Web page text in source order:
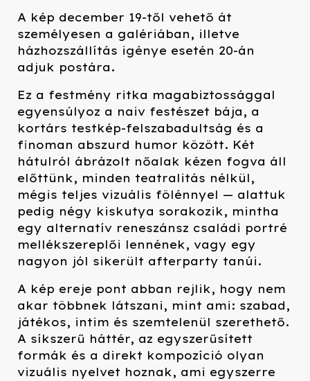
A kép december 19-től vehető át
személyesen a galériában, illetve
házhozszállítás igénye esetén 20-án
adjuk postára.
Ez a festmény ritka magabiztossággal
egyensúlyoz a naiv festészet bája, a
kortárs testkép-felszabadultság és a
finoman abszurd humor között. Két
hátulról ábrázolt nőalak kézen fogva áll
előttünk, minden teatralitás nélkül,
mégis teljes vizuális fölénnyel — alattuk
pedig négy kiskutya sorakozik, mintha
egy alternatív reneszánsz családi portré
mellékszereplői lennének, vagy egy
nagyon jól sikerült afterparty tanúi.
A kép ereje pont abban rejlik, hogy nem
akar többnek látszani, mint ami: szabad,
játékos, intim és szemtelenül szerethető.
A síkszerű háttér, az egyszerűsített
formák és a direkt kompozíció olyan
vizuális nyelvet hoznak, ami egyszerre